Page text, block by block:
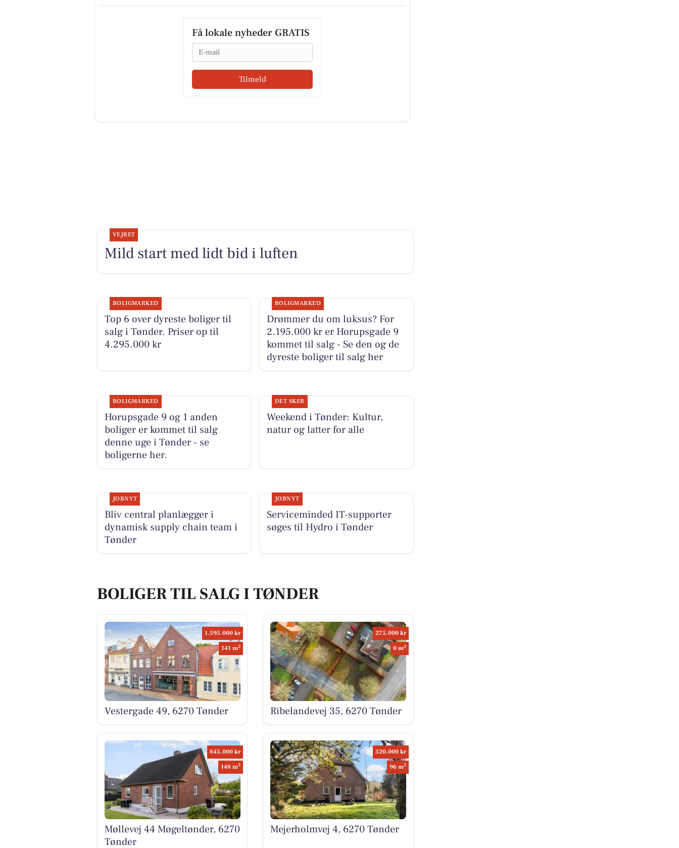
Få lokale nyheder GRATIS
Email
Tilmeld
VEJRET
Mild start med lidt bid i luften
BOLIGMARKED
Top 6 over dyreste boliger til
salg i Tønder. Priser op til
4.295.000 kr
BOLIGMARKED
Drømmer du om luksus? For
2.195.000 kr er Horupsgade 9
kommet til salg - Se den og de
dyreste boliger til salg her
BOLIGMARKED
Horupsgade 9 og 1 anden
boliger er kommet til salg
denne uge i Tønder - se
boligerne her.
DET SKER
Weekend i Tønder: Kultur,
natur og latter for alle
JOBNYT
Bliv central planlægger i
dynamisk supply chain team i
Tønder
JOBNYT
Serviceminded IT-supporter
søges til Hydro i Tønder
BOLIGER TIL SALG I TØNDER
1.595.000 kr
141 m2
Vestergade 49, 6270 Tønder
275.000 kr
0 m2
Ribelandevej 35, 6270 Tønder
845.000 kr
148 m2
Møllevej 44 Møgeltønder, 6270
Tønder
520.000 kr
96 m2
Mejerholmvej 4, 6270 Tønder